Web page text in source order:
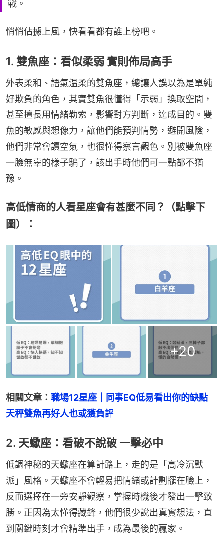
戰。
悄悄佔據上風，快看看都有誰上榜吧。
1. 雙魚座：看似柔弱 實則佈局高手
外表柔和、語氣温柔的雙魚座，總讓人誤以為是單純
好欺負的角色，其實雙魚很懂得「示弱」換取空間，
甚至擅長用情緒勒索，影響對方判斷，達成目的。雙
魚的敏感與想像力，讓他們能預判情勢，避開風險，
他們非常會讀空氣，也很懂得察言觀色。別被雙魚座
一臉無辜的樣子騙了，該出手時他們可一點都不猶
豫。
高低情商的人看星座會有甚麼不同？（點擊下
圖）：
+20
相關文章： 職場12星座｜同事EQ低易看出你的缺點
天秤雙魚再好人也或獲負評
2. 天蠍座：看破不說破 一擊必中
低調神秘的天蠍座在算計路上，走的是「高冷沉默
派」風格。天蠍座不會輕易把情緒或計劃擺在臉上，
反而選擇在一旁安靜觀察，掌握時機後才發出一擊致
勝。正因為太懂得藏鋒，他們很少說出真實想法，直
到關鍵時刻才會精準出手，成為最後的贏家。